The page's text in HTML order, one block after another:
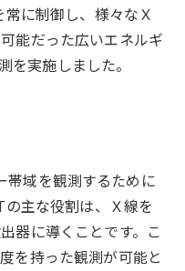
に制御し、様々なＸ
能だった広いエネルギ
を実施しました。
帯域を観測するために
の主な役割は、Ｘ線を
器に導くことです。こ
を持った観測が可能と